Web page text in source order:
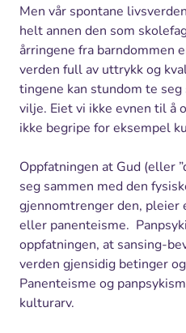
Men vår spontane
helt annen den som
årringene fra barndommen
verden full av uttrykk og
tingene kan stundom te
vilje. Eiet vi ikke evnen til å
ikke begripe for eksempel
Oppfatningen at Gud (eller
seg sammen med den
gjennomtrenger den, pleier
eller panenteisme.
oppfatningen, at sansing-
verden gjensidig betinger
Panenteisme og
kulturarv.